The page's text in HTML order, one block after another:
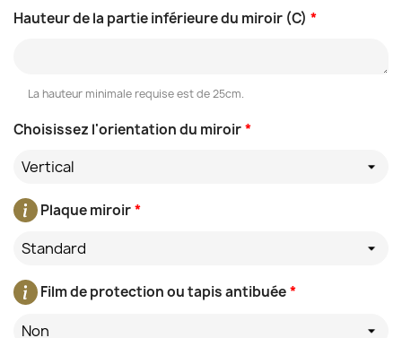
*
Hauteur de la partie inférieure du miroir (C)
La hauteur minimale requise est de 25cm.
*
Choisissez l'orientation du miroir
Vertical
*
Plaque miroir
Standard
*
Film de protection ou tapis antibuée
Non